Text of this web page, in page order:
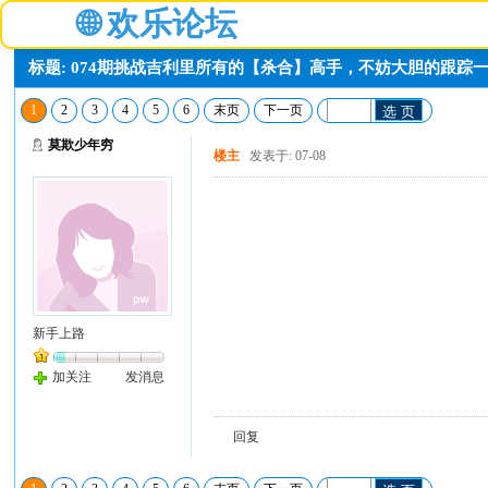
🌐 欢乐论坛
标题: 074期挑战吉利里所有的【杀合】高手，不妨大胆的跟踪
1 2 3 4 5 6 末页 下一页 选 页
莫欺少年穷
新手上路
加关注 发消息
楼主 发表于: 07-08
回复